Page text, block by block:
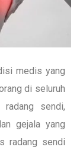
medis yang
di seluruh
sendi,
gejala yang
radang sendi